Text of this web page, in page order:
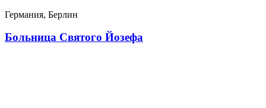
Германия, Берлин
Больница Святого Йозефа